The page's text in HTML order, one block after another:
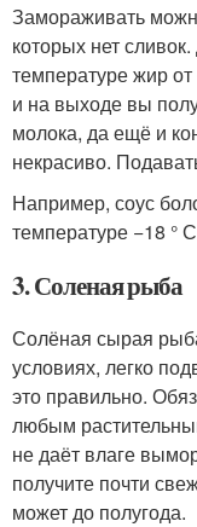
Замораживать
которых нет
температуре жир
и на выходе вы
молока, да ещё и
некрасиво.
Например, соус
температуре −18 °
3. Соленая рыба
Солёная сырая
условиях, легко
это правильно.
любым
не даёт влаге
получите почти
может до полугода.